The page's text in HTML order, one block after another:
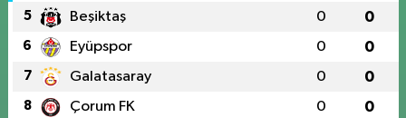
5 Beşiktaş 0 0
6 Eyüpspor 0 0
7 Galatasaray 0 0
8 Çorum FK 0 0